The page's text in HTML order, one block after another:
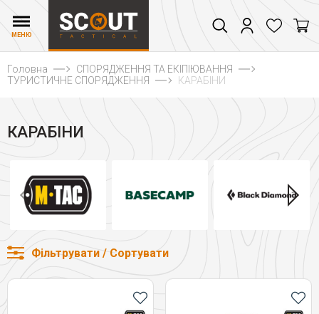
МЕНЮ
Головна
СПОРЯДЖЕННЯ ТА ЕКІПІЮВАННЯ
ТУРИСТИЧНЕ СПОРЯДЖЕННЯ
КАРАБІНИ
КАРАБІНИ
Фільтрувати / Сортувати